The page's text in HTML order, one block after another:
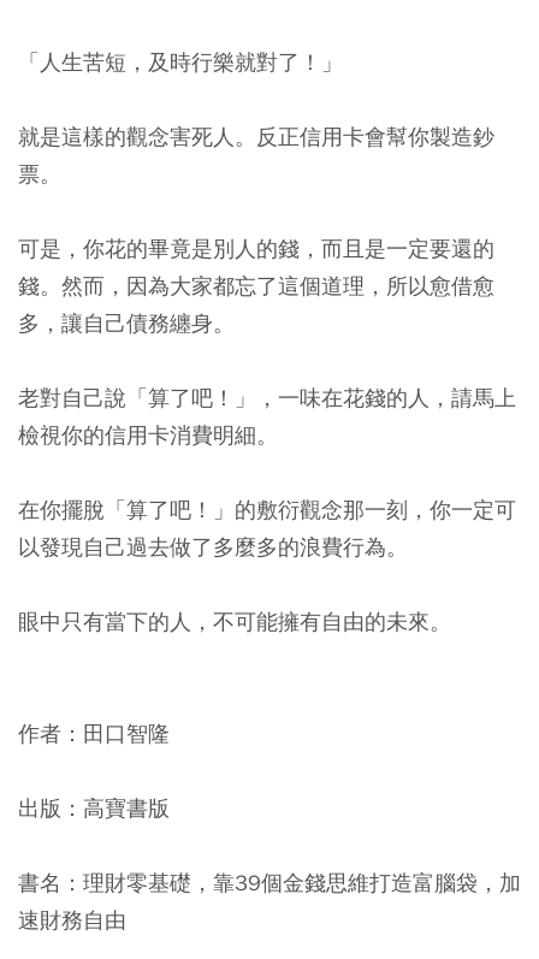
「人生苦短，及時行樂就對了！」
就是這樣的觀念害死人。反正信用卡會幫你製造鈔
票。
可是，你花的畢竟是別人的錢，而且是一定要還的
錢。然而，因為大家都忘了這個道理，所以愈借愈
多，讓自己債務纏身。
老對自己說「算了吧！」，一味在花錢的人，請馬上
檢視你的信用卡消費明細。
在你擺脫「算了吧！」的敷衍觀念那一刻，你一定可
以發現自己過去做了多麼多的浪費行為。
眼中只有當下的人，不可能擁有自由的未來。
作者：田口智隆
出版：高寶書版
書名：理財零基礎，靠39個金錢思維打造富腦袋，加
速財務自由